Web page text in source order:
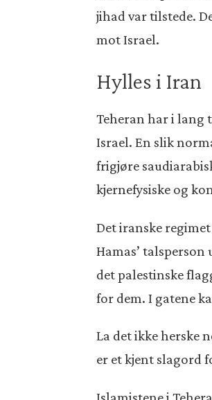
jihad var tilstede.
mot Israel.
Hylles i Iran
Teheran har i lang
Israel. En slik
frigjøre
kjernefysiske og
Det iranske
Hamas’
det palestinske
for dem. I gatene
La det ikke herske
er et kjent slagord
Islamistene i